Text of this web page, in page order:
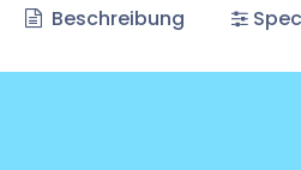
Beschreibung